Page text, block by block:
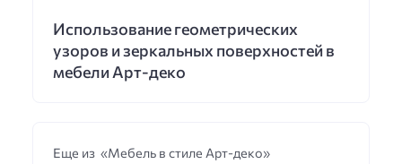
Использование геометрических
узоров и зеркальных поверхностей в
мебели Арт-деко
Еще из «Мебель в стиле Арт-деко»